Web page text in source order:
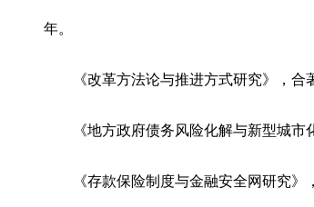
年。
《改革方法论与推进方式研究》，合
《地方政府债务风险化解与新型城市
《存款保险制度与金融安全网研究》